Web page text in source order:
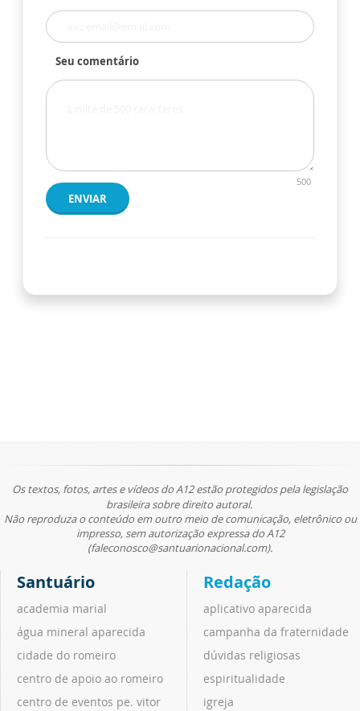
Seu comentário
500
ENVIAR
Os textos, fotos, artes e vídeos do A12 estão protegidos pela legislação
brasileira sobre direito autoral.
Não reproduza o conteúdo em outro meio de comunicação, eletrônico ou
impresso, sem autorização expressa do A12
(faleconosco@santuarionacional.com).
Santuário
academia marial
água mineral aparecida
cidade do romeiro
centro de apoio ao romeiro
centro de eventos pe. vitor
Redação
aplicativo aparecida
campanha da fraternidade
dúvidas religiosas
espiritualidade
igreja